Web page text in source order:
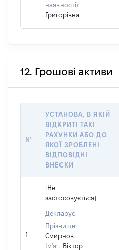
наявності):
Григорівна
12. Грошові активи
№
УСТАНОВА, В ЯКІЙ
ВІДКРИТІ ТАКІ
РАХУНКИ АБО ДО
ЯКОЇ ЗРОБЛЕНІ
ВІДПОВІДНІ
ВНЕСКИ
1
[Не
застосовується]
Декларує:
Прізвище:
Смирнов
Ім'я:
Віктор